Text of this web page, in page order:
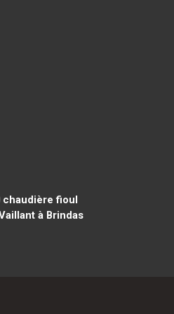
chaudière fioul
à Brindas